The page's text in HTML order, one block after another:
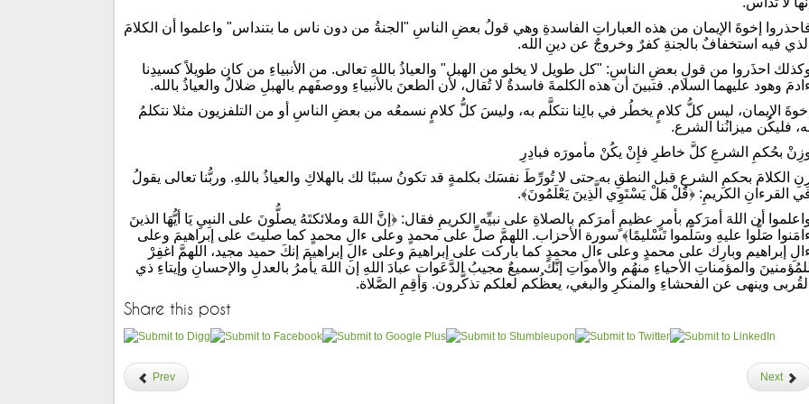
إخوةَ الإيمان من هذه العباراتِ الفاسدةِ وهي قولُ بعضِ الناسِ "الجنةُ من دون ناس ما بتنداس" واعلموا أن الكلامَ
الذي فيه استخفافٌ بالجنةِ كفرٌ وخروجٌ عن دينِ الله.
احذَروا من قولِ بعضِ الناسِ: "كل طويل لا يخلو من الهبل" والعياذُ باللهِ تعالى. من الأنبياءِ من كان طويلاً كسيدِنا
وهود عليهما السلام. فتبينَ أن هذه الكلمةَ فاسدةٌ لا تُقال، لأن الطعنَ بالأنبياءِ ووصفَهم بالهبلِ ضلالٌ والعياذُ بالله.
إخوةَ الإيمان، ليس كلُّ كلامٍ يخطُر في بالِنا نتكلَّم به، وليسَ كلُّ كلامٍ نسمعُه من بعضِ الناسِ أو من التلفزيون مثلا نتكلمُ
فليكُن ميزانُنا الشرع.
بحُكمِ الشرعِ كلَّ خاطرِ فإِنْ يكُنْ مأمورَه فبادِرِ
الكلامَ بحكمِ الشرعِ قبل النطقِ به حتى لا تُورِّطَ نفسَك بكلمةٍ قد تكونُ سببًا لك بالهلاكِ والعياذُ باللهِ. وربُّنا تعالى يقولُ
القرءانِ الكريمِ: ﴿قُلْ هَلْ يَسْتَوِي الَّذِينَ يَعْلَمُونَ﴾.
أن اللهَ أمرَكم بأمرٍ عظيمٍ أمرَكم بالصلاةِ على نبيِّه الكريمِ فقال: ﴿إنَّ اللهَ وملائكتَهُ يصلُّونَ على النبِيِ يَا أيُّهَا الذينَ
صَلُّوا عليهِ وسَلّموا تَسْليمًا﴾ سورة الأحزاب. اللهمَّ صلِّ على محمدٍ وعلى ءالِ محمدٍ كما صليتَ على إبراهيمَ وعلى
إبراهيم وبارِك على محمدٍ وعلى ءالِ محمدٍ كما باركت على إبراهيمَ وعلى ءالِ إبراهيمَ إنكَ حميد مجيد، اللهمَّ اغفِرْ
والمؤمناتِ الأحياءِ منهُم والأمواتِ إنَّكَ سميعٌ مجيبُ الدَّعَوات عبادَ اللهِ إن اللهَ يأمرُ بالعدلِ والإحسانِ وإيتاءِ ذي
القُربى وينهى عن الفحشاءِ والمنكرِ والبغي، يعظُكم لعلكم تذكَّرون. وَأقِمِ الصَّلاة.
Share this post
Prev Next